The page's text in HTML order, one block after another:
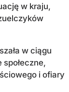
w kraju,
w ciągu
i ofiary